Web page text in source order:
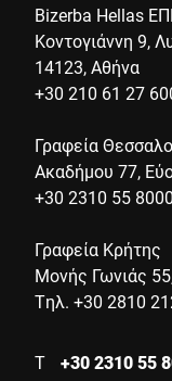
Bizerba Hellas
Κοντογιάννη 9,
14123, Αθήνα
+30 210 61 27
Γραφεία
Ακαδήμου 77,
+30 2310 55 8000
Γραφεία Κρήτης
Μονής Γωνιάς
Τηλ. +30 2810
Τ +30 2310 55